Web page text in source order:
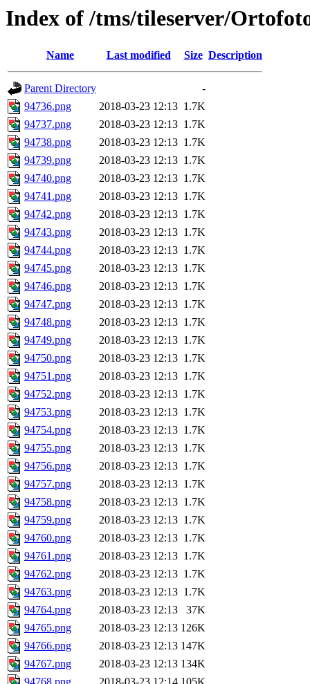
Index of /tms/tileserver/
Name Last modified Size Description
Parent Directory
-
94736.png
2018-03-23 12:13 1.7K
94737.png
2018-03-23 12:13 1.7K
94738.png
2018-03-23 12:13 1.7K
94739.png
2018-03-23 12:13 1.7K
94740.png
2018-03-23 12:13 1.7K
94741.png
2018-03-23 12:13 1.7K
94742.png
2018-03-23 12:13 1.7K
94743.png
2018-03-23 12:13 1.7K
94744.png
2018-03-23 12:13 1.7K
94745.png
2018-03-23 12:13 1.7K
94746.png
2018-03-23 12:13 1.7K
94747.png
2018-03-23 12:13 1.7K
94748.png
2018-03-23 12:13 1.7K
94749.png
2018-03-23 12:13 1.7K
94750.png
2018-03-23 12:13 1.7K
94751.png
2018-03-23 12:13 1.7K
94752.png
2018-03-23 12:13 1.7K
94753.png
2018-03-23 12:13 1.7K
94754.png
2018-03-23 12:13 1.7K
94755.png
2018-03-23 12:13 1.7K
94756.png
2018-03-23 12:13 1.7K
94757.png
2018-03-23 12:13 1.7K
94758.png
2018-03-23 12:13 1.7K
94759.png
2018-03-23 12:13 1.7K
94760.png
2018-03-23 12:13 1.7K
94761.png
2018-03-23 12:13 1.7K
94762.png
2018-03-23 12:13 1.7K
94763.png
2018-03-23 12:13 1.7K
94764.png
2018-03-23 12:13
37K
94765.png
2018-03-23 12:13 126K
94766.png
2018-03-23 12:13 147K
94767.png
2018-03-23 12:13 134K